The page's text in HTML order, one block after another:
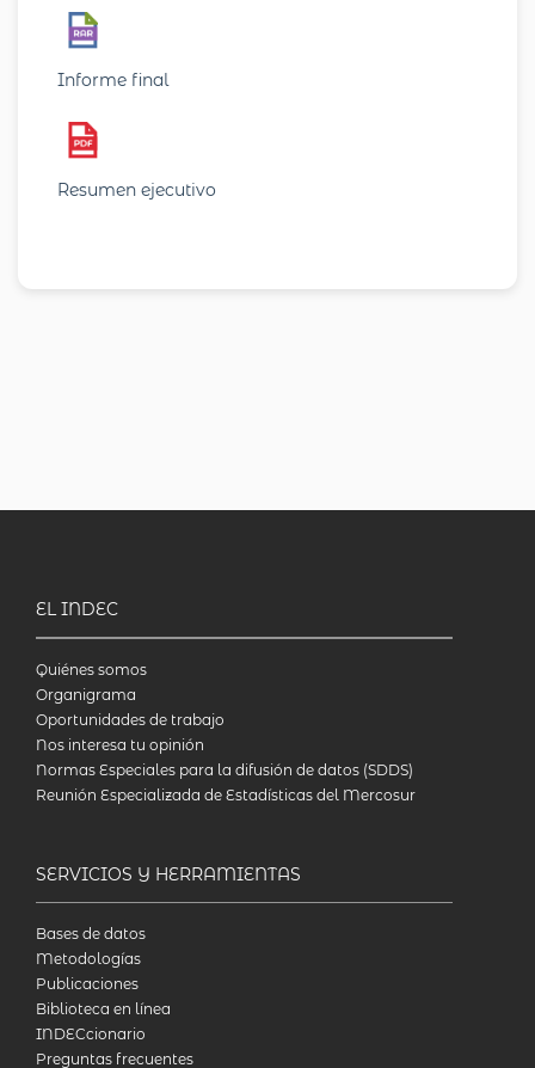
Informe final
Resumen ejecutivo
EL INDEC
Quiénes somos
Organigrama
Oportunidades de trabajo
Nos interesa tu opinión
Normas Especiales para la difusión de datos (SDDS)
Reunión Especializada de Estadísticas del Mercosur
SERVICIOS Y HERRAMIENTAS
Bases de datos
Metodologías
Publicaciones
Biblioteca en línea
INDECcionario
Preguntas frecuentes